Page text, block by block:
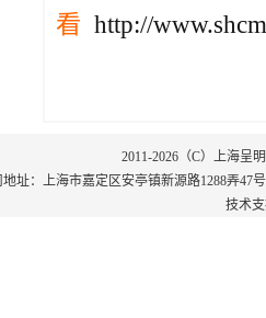
看 http://
2011-2026（C）上海呈
址：上海市嘉定区安亭镇新源路1288弄47
技术支